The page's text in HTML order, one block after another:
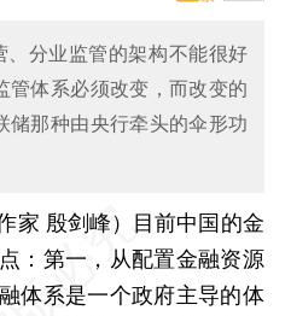
、分业监管的架构不能很好
管体系必须改变，而改变的
储那种由央行牵头的伞形功
家 殷剑峰） 目前中国的金
：第一，从配置金融资源
体系是一个政府主导的体